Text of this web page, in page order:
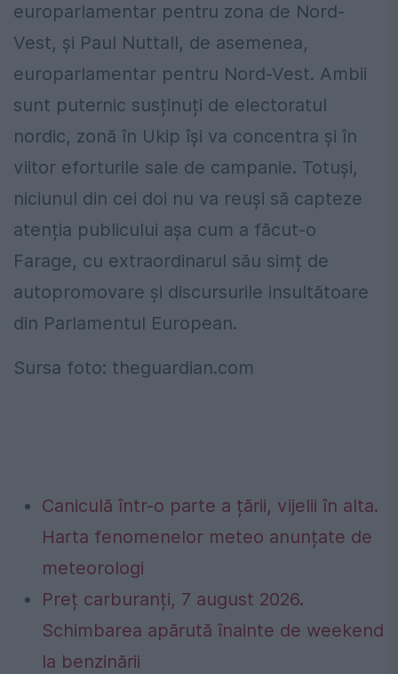
europarlamentar pentru zona de Nord-
Vest, și Paul Nuttall, de asemenea,
europarlamentar pentru Nord-Vest. Ambii
sunt puternic susținuți de electoratul
nordic, zonă în Ukip își va concentra și în
viitor eforturile sale de campanie. Totuși,
niciunul din cei doi nu va reuși să capteze
atenția publicului așa cum a făcut-o
Farage, cu extraordinarul său simț de
autopromovare și discursurile insultătoare
din Parlamentul European.
Sursa foto: theguardian.com
Caniculă într-o parte a țării, vijelii în alta.
Harta fenomenelor meteo anunțate de
meteorologi
Preț carburanți, 7 august 2026.
Schimbarea apărută înainte de weekend
la benzinării